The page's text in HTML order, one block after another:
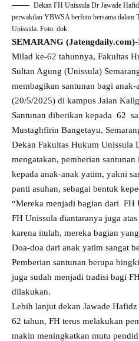
Dekan FH Unissula Dr Jawade
perwakilan YBWSA berfoto bersama dalam
Unissula. Foto: dok
SEMARANG (Jatengdaily.com)-
Milad ke-62 tahunnya, Fakultas
Sultan Agung (Unissula)
membagikan santunan bagi anak-
(20/5/2025) di kampus Jalan
Santunan diberikan kepada 62
Mustaghfirin Bangetayu,
Dekan Fakultas Hukum Unissula
mengatakan, pemberian
kepada anak-anak yatim, yakni
panti asuhan, sebagai bentuk
“Mereka menjadi bagian dari FH
FH Unissula diantaranya juga
karena itulah, mereka bagian
Doa-doa dari anak yatim sangat
Pemberian santunan berupa
juga sudah menjadi tradisi bagi
dilakukan.
Lebih lanjut dekan Jawade
62 tahun, FH terus melakukan
makin meningkatkan mutu